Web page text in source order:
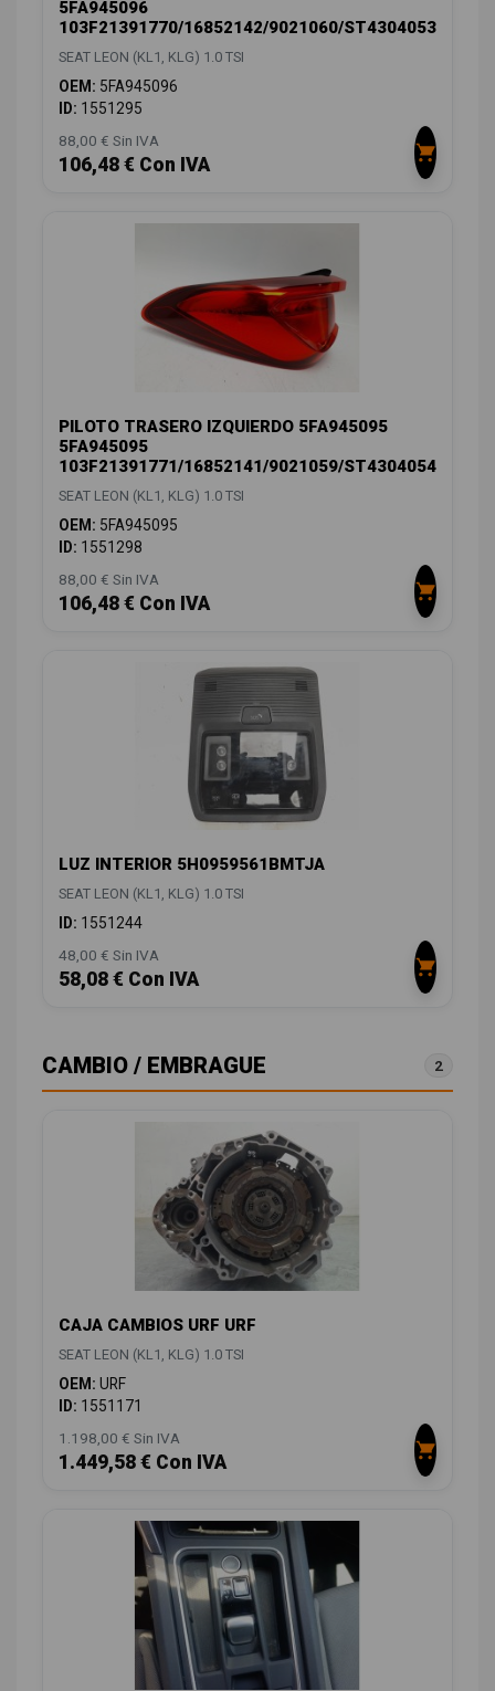
5FA945096
103F21391770/16852142/9021060/ST4304053
SEAT LEON (KL1, KLG) 1.0 TSI
OEM: 5FA945096
ID: 1551295
88,00 € Sin IVA
106,48 € Con IVA
PILOTO TRASERO IZQUIERDO 5FA945095
5FA945095
103F21391771/16852141/9021059/ST4304054
SEAT LEON (KL1, KLG) 1.0 TSI
OEM: 5FA945095
ID: 1551298
88,00 € Sin IVA
106,48 € Con IVA
LUZ INTERIOR 5H0959561BMTJA
SEAT LEON (KL1, KLG) 1.0 TSI
ID: 1551244
48,00 € Sin IVA
58,08 € Con IVA
CAMBIO / EMBRAGUE 2
CAJA CAMBIOS URF URF
SEAT LEON (KL1, KLG) 1.0 TSI
OEM: URF
ID: 1551171
1.198,00 € Sin IVA
1.449,58 € Con IVA